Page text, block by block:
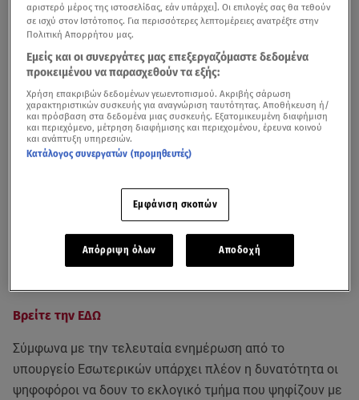
Η ψηφιακή πλατφόρμα του Υπουργείου Εσωτερικών
που σε βοηθά να βρεις σε ποιο εκλογικό κέντρο
ψηφίζεις στις
Ευρωεκλογές
της 9ης Ιουνίου τέθηκε σε
Βρείτε την ΕΔΩ
Σύμφωνα με την τελευταία ενημέρωση από το
υπουργείο Εσωτερικών υπάρχει πλέον η δυνατότητα οι
ψηφοφόροι να δουν το εκλογικό τμήμα που ψηφίζουν με
αριστερό μέρος της ιστοσελίδας, εάν υπάρχει]. Οι επιλογές σας θα τεθούν
σε ισχύ στον Ιστότοπος. Για περισσότερες λεπτομέρειες ανατρέξτε στην
Πολιτική Απορρήτου μας.
Εμείς και οι συνεργάτες μας επεξεργαζόμαστε δεδομένα
προκειμένου να παρασχεθούν τα εξής:
Χρήση επακριβών δεδομένων γεωεντοπισμού. Ακριβής σάρωση
χαρακτηριστικών συσκευής για αναγνώριση ταυτότητας. Αποθήκευση ή/
και πρόσβαση στα δεδομένα μιας συσκευής. Εξατομικευμένη διαφήμιση
και περιεχόμενο, μέτρηση διαφήμισης και περιεχομένου, έρευνα κοινού
και ανάπτυξη υπηρεσιών.
Κατάλογος συνεργατών (προμηθευτές)
Εμφάνιση σκοπών
Απόρριψη όλων Αποδοχή